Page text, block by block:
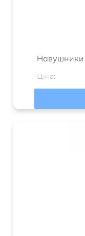
Навушники
Ціна: